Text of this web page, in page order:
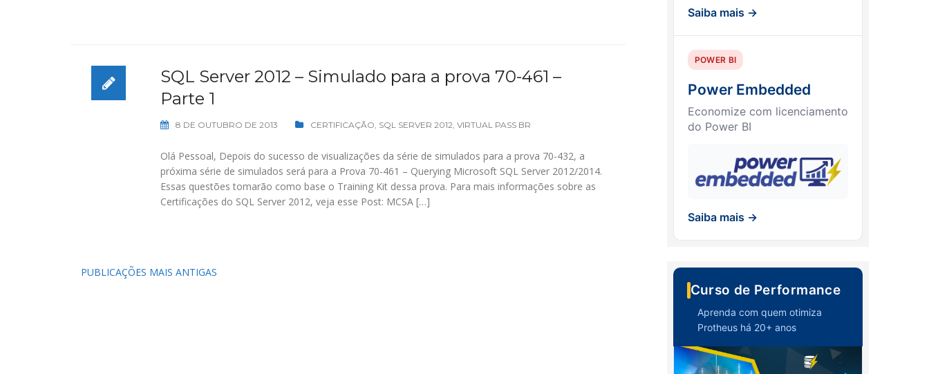
SQL Server 2012 – Simulado para a prova 70-461 –
Parte 1
8 DE OUTUBRO DE 2013 CERTIFICAÇÃO, SQL SERVER 2012, VIRTUAL PASS BR
Olá Pessoal, Depois do sucesso de visualizações da série de simulados para a prova 70-432, a
próxima série de simulados será para a Prova 70-461 – Querying Microsoft SQL Server 2012/2014.
Essas questões tomarão como base o Training Kit dessa prova. Para mais informações sobre as
Certificações do SQL Server 2012, veja esse Post: MCSA […]
Navegação
PUBLICAÇÕES MAIS ANTIGAS
Saiba mais →
POWER BI
Power Embedded
Economize com licenciamento
do Power BI
Saiba mais →
Curso de Performance
Aprenda com quem otimiza
Protheus há 20+ anos